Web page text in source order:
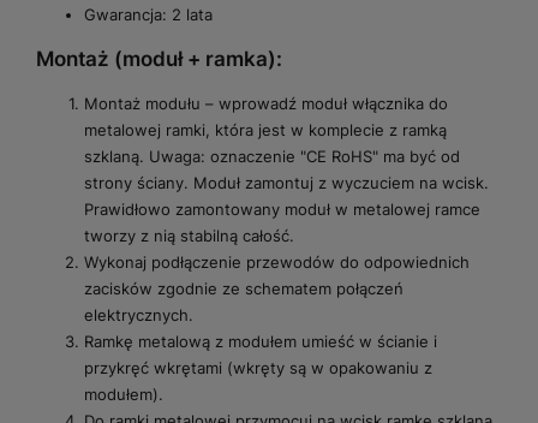
Gwarancja: 2 lata
Montaż (moduł + ramka):
Montaż modułu – wprowadź moduł włącznika do
metalowej ramki, która jest w komplecie z ramką
szklaną. Uwaga: oznaczenie "CE RoHS" ma być od
strony ściany. Moduł zamontuj z wyczuciem na wcisk.
Prawidłowo zamontowany moduł w metalowej ramce
tworzy z nią stabilną całość.
Wykonaj podłączenie przewodów do odpowiednich
zacisków zgodnie ze schematem połączeń
elektrycznych.
Ramkę metalową z modułem umieść w ścianie i
przykręć wkrętami (wkręty są w opakowaniu z
modułem).